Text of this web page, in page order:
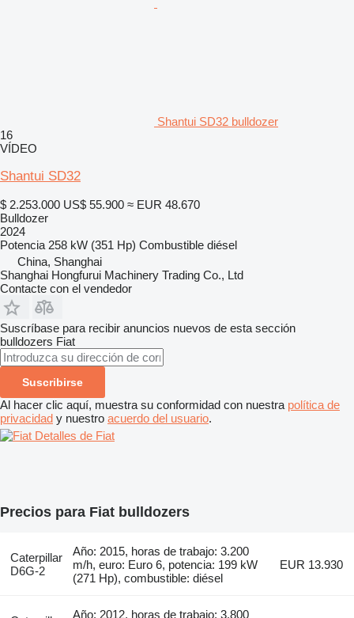
Shantui SD32 bulldozer
16
VÍDEO
Shantui SD32
$ 2.253.000 US$ 55.900 ≈ EUR 48.670
Bulldozer
2024
Potencia 258 kW (351 Hp) Combustible diésel
China, Shanghai
Shanghai Hongfurui Machinery Trading Co., Ltd
Contacte con el vendedor
Suscríbase para recibir anuncios nuevos de esta sección
bulldozers Fiat
Suscribirse
Al hacer clic aquí, muestra su conformidad con nuestra política de
privacidad y nuestro acuerdo del usuario.
Detalles de Fiat
Precios para Fiat bulldozers
Caterpillar
D6G-2
Año: 2015, horas de trabajo: 3.200
m/h, euro: Euro 6, potencia: 199 kW
(271 Hp), combustible: diésel
EUR 13.930
Año: 2012, horas de trabajo: 3.800